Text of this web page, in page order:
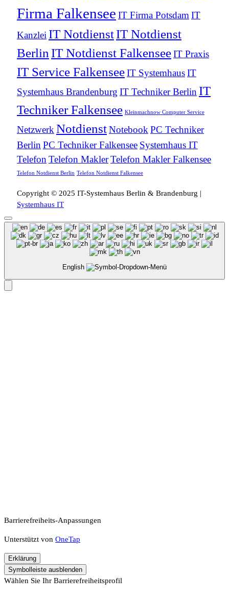
Firma Falkensee IT Firma Potsdam IT
Kanzlei IT NotdienstIT Notdienst
Berlin IT Notdienst FalkenseeIT Praxis
IT Service FalkenseeIT SystemhausIT
Systemhaus Brandenburg IT Techniker Berlin IT
Techniker Falkensee Kleinmachnow Computer Service
Netzwerk NotdienstNotebook PC Techniker
Berlin PC Techniker Falkensee Systemhaus IT
Telefon Telefon MaklerTelefon Makler Falkensee
Telefon Notdienst Berlin Telefon Notdienst Falkensee
Copyright © 2025 IT-Systemhaus Berlin & Brandenburg |
Systemhaus IT
English
Barrierefreiheits-Anpassungen
Unterstützt von OneTap
Erklärung
Symbolleiste ausblenden
Wählen Sie Ihr Barrierefreiheitsprofil